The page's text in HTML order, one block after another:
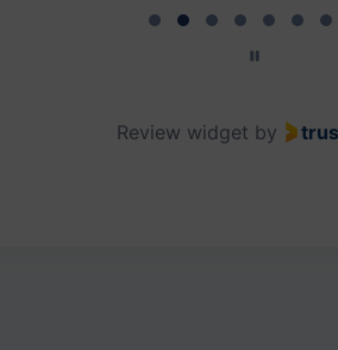
Review widget by